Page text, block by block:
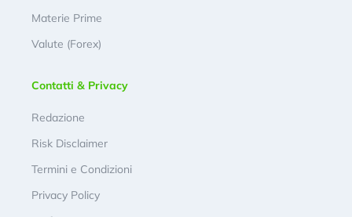
Materie Prime
Valute (Forex)
Contatti & Privacy
Redazione
Risk Disclaimer
Termini e Condizioni
Privacy Policy